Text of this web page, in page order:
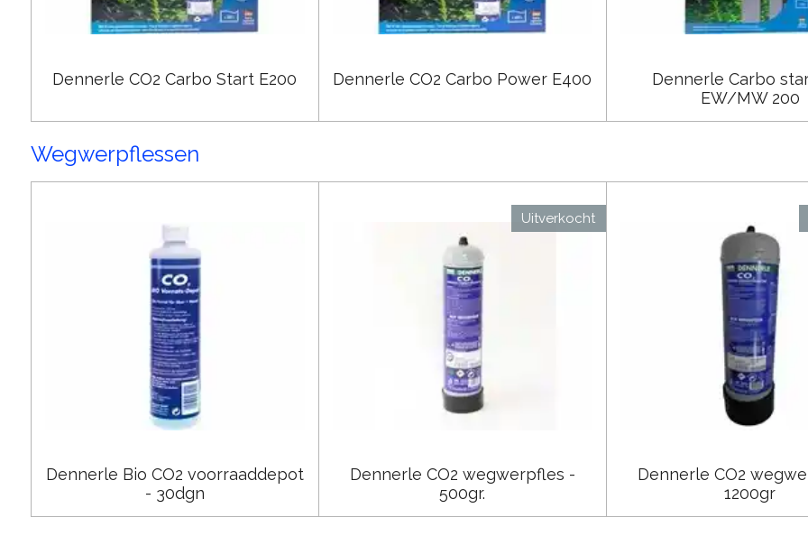
Dennerle CO2 Carbo Start E200 Dennerle CO2 Carbo Power E400
Dennerle Carbo
EW/MW 200
Wegwerpflessen
Dennerle Bio CO2 voorraaddepot
- 30dgn
Uitverkocht
Dennerle CO2 wegwerpfles -
500gr.
Dennerle CO2
1200gr